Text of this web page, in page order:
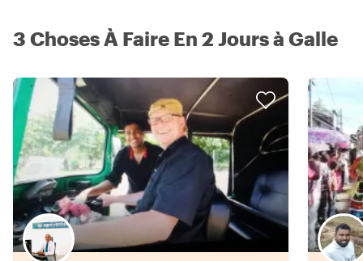
3 Choses À Faire En 2 Jours à Galle